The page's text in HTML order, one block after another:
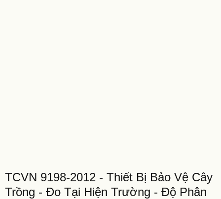
TCVN 9198-2012 - Thiết Bị Bảo Vệ Cây
Trồng - Đo Tại Hiện Trường - Độ Phân